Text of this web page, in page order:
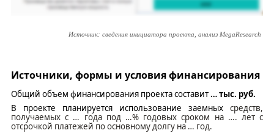
Источник: сведения инициатора проекта, анализ MegaResearch
Источники, формы и условия финансирования
Общий объем финансирования проекта составит…тыс. руб.
В проекте планируется использование заемных средств,
получаемыхс … года под …% годовыхсроком на …. летс
отсрочкой платежей по основному долгу на… год.